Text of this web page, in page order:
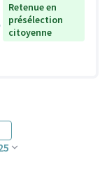
Retenue en
présélection
citoyenne